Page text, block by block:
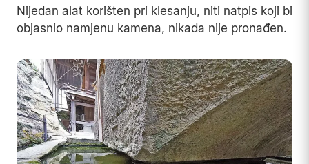
Nijedan alat korišten pri klesanju, niti natpis koji bi
objasnio namjenu kamena, nikada nije pronađen.